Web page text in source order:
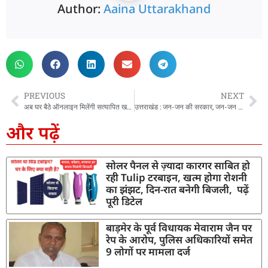
Author: Aaina Uttarakhand
PREVIOUS
अब घर बैठे ऑनलाइन मिलेंगी सत्यापित खतौनी, सीएम धामी ने राजस्व विभाग के 6 वेब पोर्टल को शुभारंभ किया
NEXT
उत्तराखंड : जन-जन की सरकार, जन-जन के द्वार…23 दिन में 16 हजार से अधिक शिकायतों का निपटारा
और पढ़ें
सोलर पैनल से ज़्यादा कारगर साबित हो
रही Tulip टरबाइन, खत्म होगा रोशनी
का झंझट, दिन-रात बनेगी बिजली, पढ़ें
पूरी डिटेल
बाड़मेर के पूर्व विधायक मेवाराम जैन पर
रेप के आरोप, पुलिस अधिकारियों समेत
9 लोगों पर मामला दर्ज